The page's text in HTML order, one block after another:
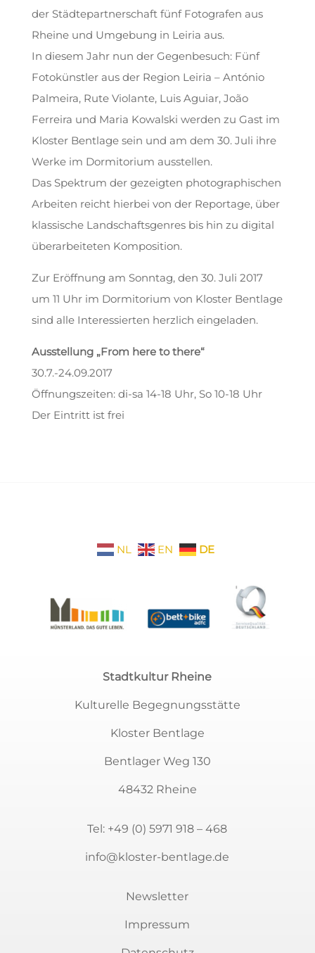
der Städtepartnerschaft fünf Fotografen aus
Rheine und Umgebung in Leiria aus.
In diesem Jahr nun der Gegenbesuch: Fünf
Fotokünstler aus der Region Leiria – António
Palmeira, Rute Violante, Luis Aguiar, João
Ferreira und Maria Kowalski werden zu Gast im
Kloster Bentlage sein und am dem 30. Juli ihre
Werke im Dormitorium ausstellen.
Das Spektrum der gezeigten photographischen
Arbeiten reicht hierbei von der Reportage, über
klassische Landschaftsgenres bis hin zu digital
überarbeiteten Komposition.
Zur Eröffnung am Sonntag, den 30. Juli 2017
um 11 Uhr im Dormitorium von Kloster Bentlage
sind alle Interessierten herzlich eingeladen.
Ausstellung „From here to there“
30.7.-24.09.2017
Öffnungszeiten: di-sa 14-18 Uhr, So 10-18 Uhr
Der Eintritt ist frei
NL EN DE
Stadtkultur Rheine
Kulturelle Begegnungsstätte
Kloster Bentlage
Bentlager Weg 130
48432 Rheine
Tel: +49 (0) 5971 918 – 468
info@kloster-bentlage.de
Newsletter
Impressum